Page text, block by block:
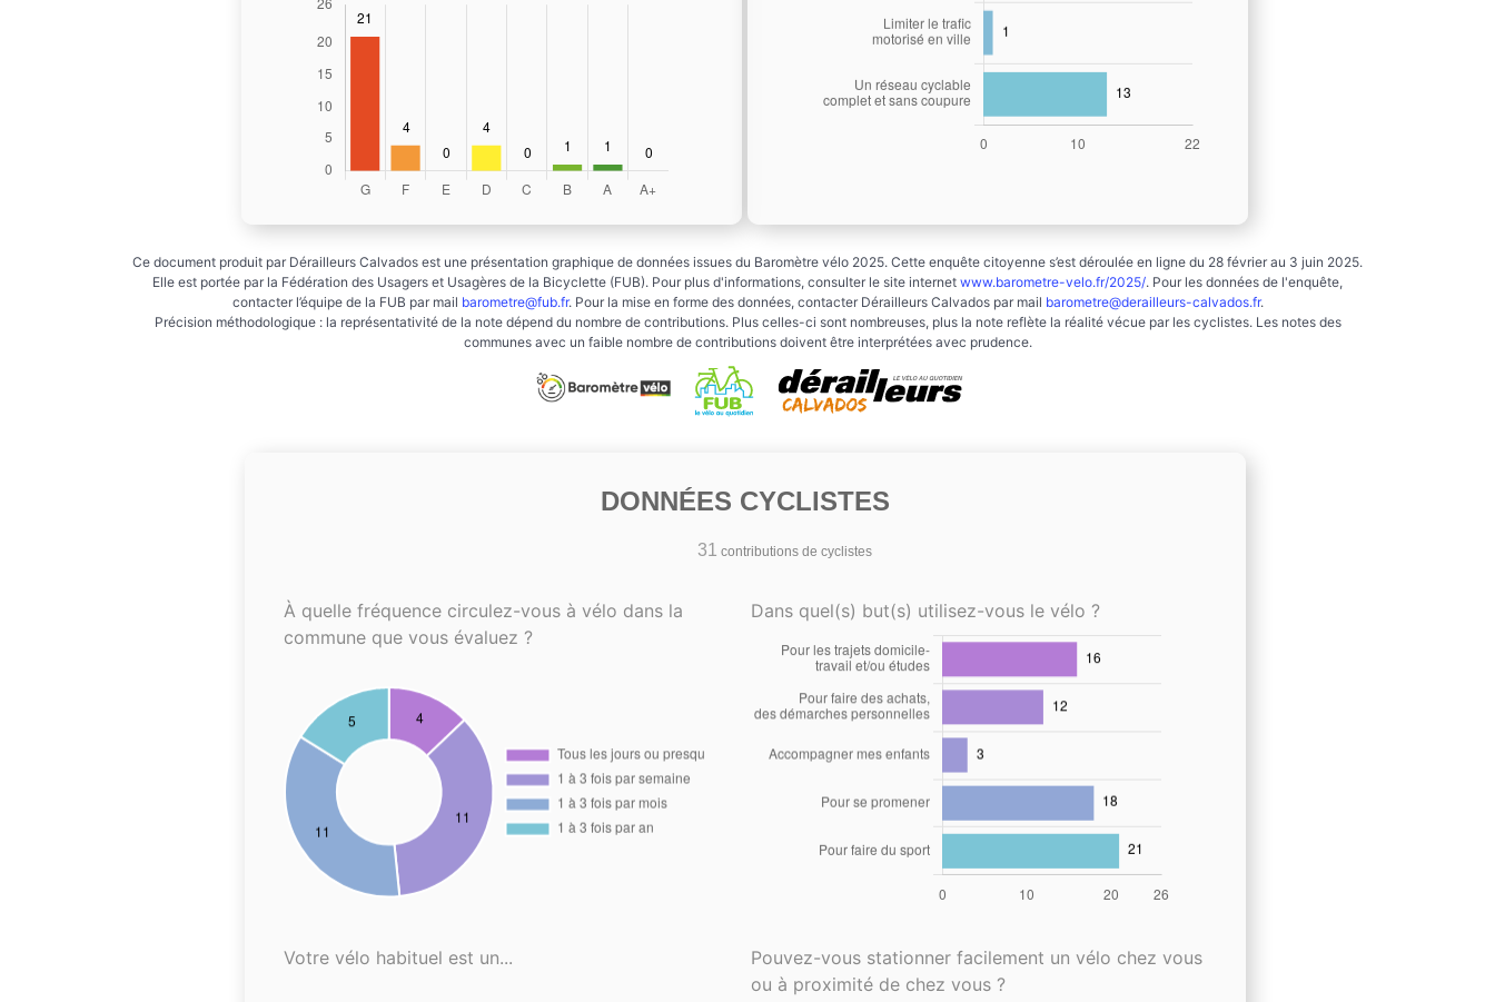
Ce document produit par Dérailleurs Calvados est une présentation graphique de données issues du Baromètre vélo 2025. Cette enquête citoyenne s’est déroulée en ligne du 28 février au 3 juin 2025.
Elle est portée par la Fédération des Usagers et Usagères de la Bicyclette (FUB). Pour plus d'informations, consulter le site internet www.barometre-velo.fr/2025/. Pour les données de l'enquête,
contacter l’équipe de la FUB par mail barometre@fub.fr. Pour la mise en forme des données, contacter Dérailleurs Calvados par mail barometre@derailleurs-calvados.fr.
Précision méthodologique : la représentativité de la note dépend du nombre de contributions. Plus celles-ci sont nombreuses, plus la note reflète la réalité vécue par les cyclistes. Les notes des
communes avec un faible nombre de contributions doivent être interprétées avec prudence.
DONNÉES CYCLISTES
31 contributions de cyclistes
À quelle fréquence circulez-vous à vélo dans la
commune que vous évaluez ?
Dans quel(s) but(s) utilisez-vous le vélo ?
Votre vélo habituel est un...
Pouvez-vous stationner facilement un vélo chez vous
ou à proximité de chez vous ?